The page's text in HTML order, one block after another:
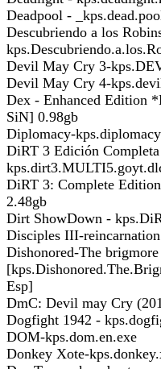
Deadpool -
Descubriendo a los
Devil May Cry 3-
Devil May Cry 4-
Dex - Enhanced Edition
SiN] 0.98gb
Diplomacy-
DiRT 3 Edición
DiRT 3: Complete
2.48gb
Dirt ShowDown -
Disciples III-
Dishonored-The
Esp]
DmC: Devil may Cry
Dogfight 1942 -
DOM-kps.dom.en.exe
Donkey Xote-